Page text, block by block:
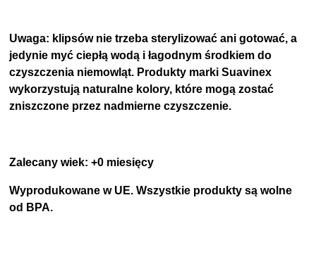
Uwaga: klipsów nie trzeba sterylizować ani gotować, a
jedynie myć ciepłą wodą i łagodnym środkiem do
czyszczenia niemowląt. Produkty marki Suavinex
wykorzystują naturalne kolory, które mogą zostać
zniszczone przez nadmierne czyszczenie.
Zalecany wiek: +0 miesięcy
Wyprodukowane w UE. Wszystkie produkty są wolne
od BPA.